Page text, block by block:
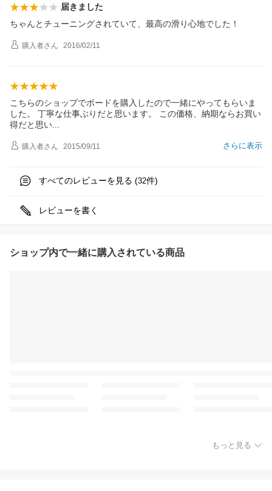
届きました
ちゃんとチューニングされていて、最高の滑り心地でした！
購入者さん 2016/02/11
こちらのショップでボードを購入したので一緒にやってもらいま
した。 丁寧な仕事ぶりだと思います。 この価格、納期ならお買い
得だと思い
さらに表示
購入者さん 2015/09/11
すべてのレビューを見る (32件)
レビューを書く
ショップ内で一緒に購入されている商品
もっと見る